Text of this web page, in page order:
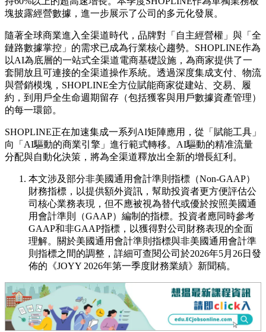
塊披露經營數據，進一步展示了公司的多元化發展。
隨著全球商業進入全渠道時代，品牌對「自主經營權」與「全
鏈路數據掌控」的需求已成為行業核心趨勢。SHOPLINE作為
以AI為底層的一站式全渠道電商基礎設施，為商家提供了一
套開放且可連接的全渠道操作系統。透過深度集成支付、物流
與營銷模塊，SHOPLINE全方位賦能商家從建站、交易、履
約，到用戶全生命週期留存（包括獲客與用戶數據資產管理）
的每一環節。
SHOPLINE正在加速集成一系列AI矩陣應用，從「賦能工具」
向「AI驅動的商業引擎」進行範式轉移。AI驅動的精准流量
分配與自動化決策，將為全渠道釋放出全新的增長紅利。
本文涉及部分非美國通用會計準則指標（Non-GAAP）
財務指標，以提供額外資訊，幫助投資者更方便評估公
司核心業務表現，但不應被視為替代或優於按照美國通
用會計準則（GAAP）編制的指標。投資者應同時參考
GAAP和非GAAP指標，以獲得對公司財務表現的全面
理解。關於美國通用會計準則指標與非美國通用會計準
則指標之間的調整，詳細可查閱公司於2026年5月26日發
佈的《JOYY 2026年第一季度財務業績》新聞稿。